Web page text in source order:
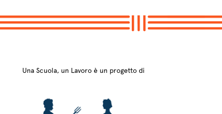
Una Scuola, un Lavoro è un progetto di